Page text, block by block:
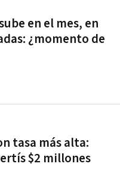
en el mes, en
¿momento de
tasa más alta:
$2 millones